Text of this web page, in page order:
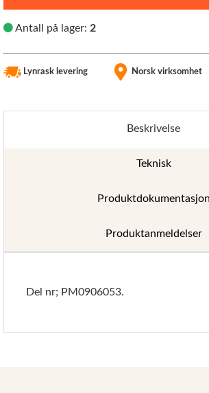
Antall på lager: 2
Lynrask levering Norsk virksomhet
Beskrivelse
Teknisk
Produktdokumentasjon
Produktanmeldelser
Del nr; PM0906053.